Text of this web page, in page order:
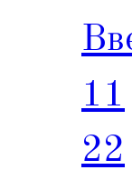
11
22